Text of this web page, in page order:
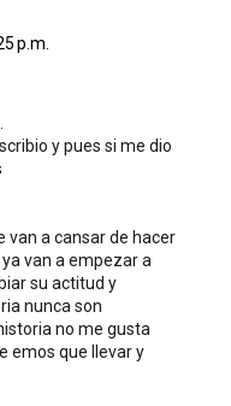
p.m.
y pues si me dio
van a cansar de hacer
van a empezar a
su actitud y
nunca son
no me gusta
emos que llevar y